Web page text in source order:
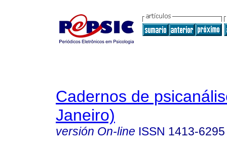
Cadernos de
Janeiro)
versión On-line ISSN 1413-6295